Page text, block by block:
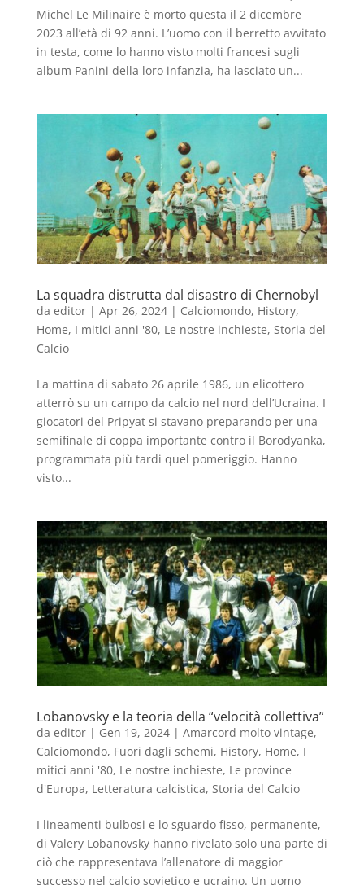
Michel Le Milinaire è morto questa il 2 dicembre
2023 all’età di 92 anni. L’uomo con il berretto avvitato
in testa, come lo hanno visto molti francesi sugli
album Panini della loro infanzia, ha lasciato un...
La squadra distrutta dal disastro di Chernobyl
da editor| Apr 26, 2024| Calciomondo, History,
Home, I mitici anni '80, Le nostre inchieste, Storia del
Calcio
La mattina di sabato 26 aprile 1986, un elicottero
atterrò su un campo da calcio nel nord dell’Ucraina. I
giocatori del Pripyat si stavano preparando per una
semifinale di coppa importante contro il Borodyanka,
programmata più tardi quel pomeriggio. Hanno
visto...
Lobanovsky e la teoria della “velocità collettiva”
da editor| Gen 19, 2024| Amarcord molto vintage,
Calciomondo, Fuori dagli schemi, History, Home, I
mitici anni '80, Le nostre inchieste, Le province
d'Europa, Letteratura calcistica, Storia del Calcio
I lineamenti bulbosi e lo sguardo fisso, permanente,
di Valery Lobanovsky hanno rivelato solo una parte di
ciò che rappresentava l’allenatore di maggior
successo nel calcio sovietico e ucraino. Un uomo